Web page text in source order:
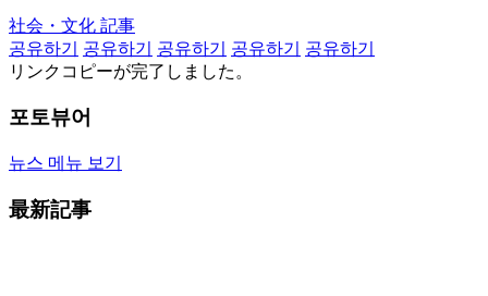
社会・文化 記事
공유하기
공유하기 공유하기 공유하기
공유하기
リンクコピーが完了しました。
포토뷰어
뉴스 메뉴 보기
最新記事